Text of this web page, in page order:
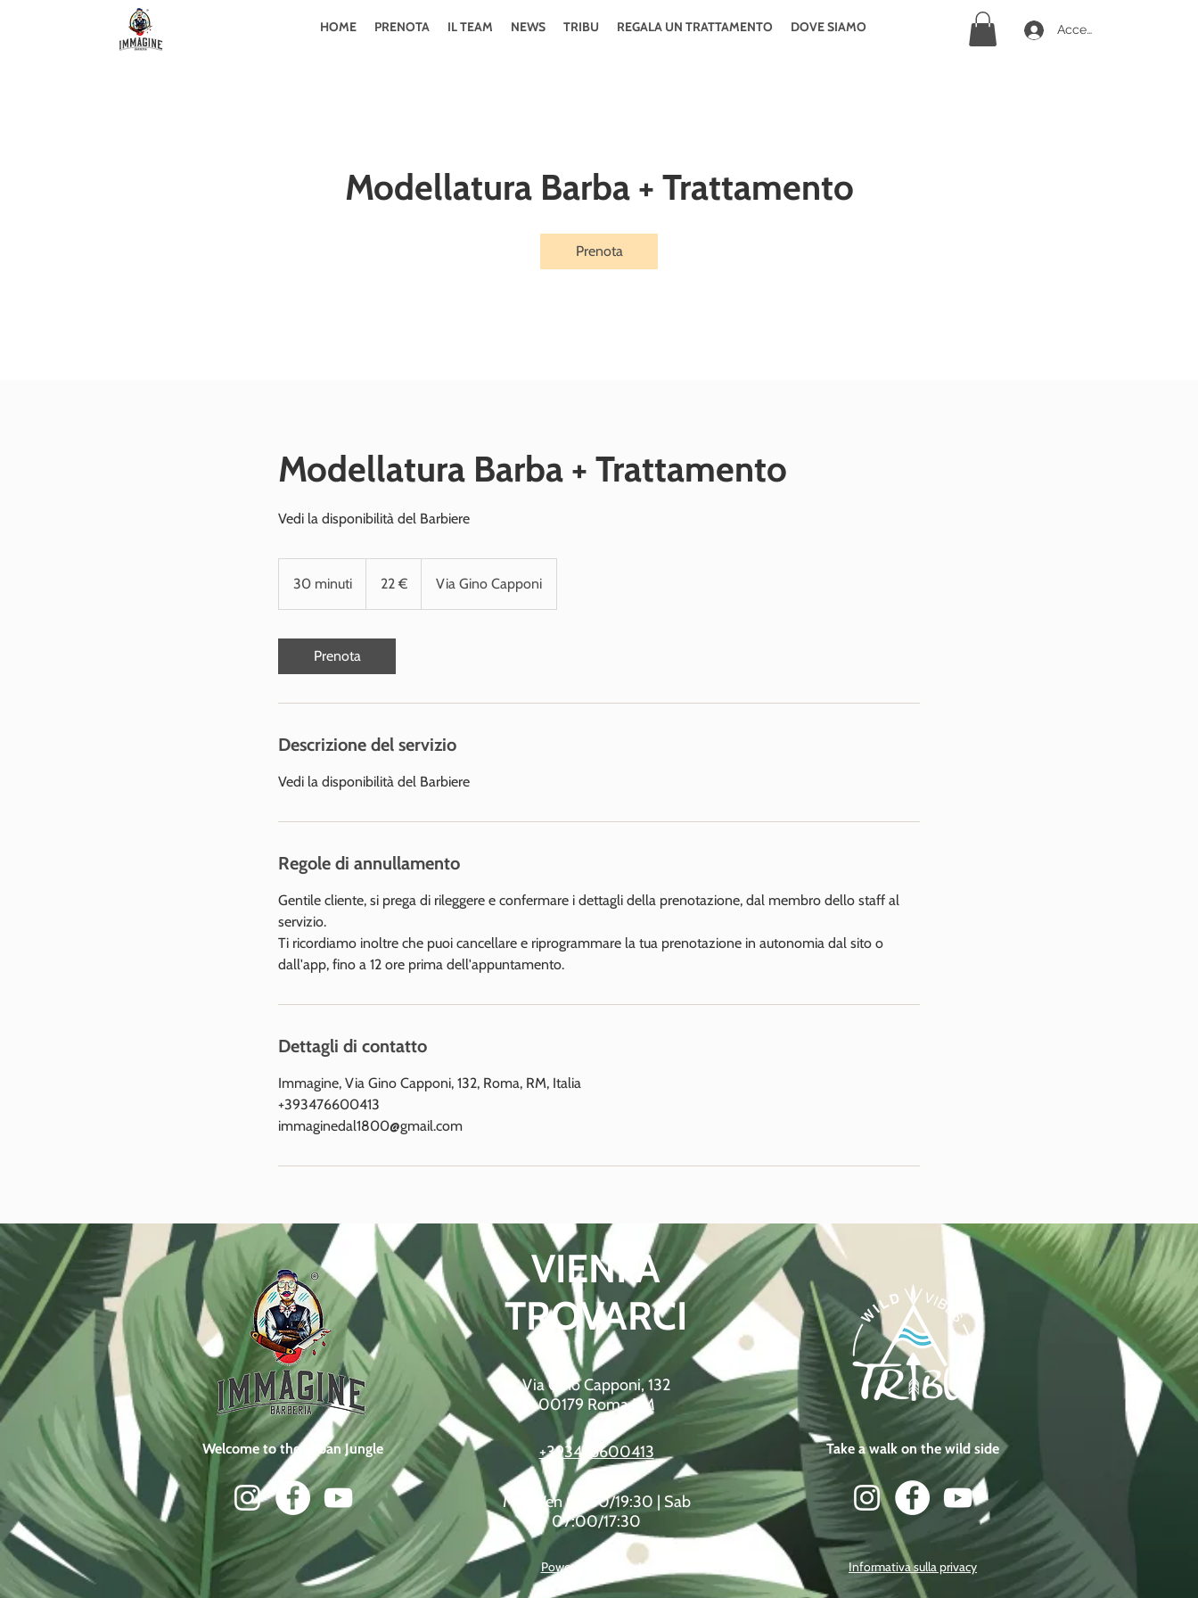
HOME PRENOTA IL TEAM NEWS TRIBU REGALA UN TRATTAMENTO DOVE SIAMO Accedi
Modellatura Barba + Trattamento
Prenota
Modellatura Barba + Trattamento
Vedi la disponibilità del Barbiere
30 minuti
0
22 € Via Gino Capponi
Prenota
Descrizione del servizio
Vedi la disponibilità del Barbiere
Regole di annullamento
Gentile cliente, si prega di rileggere e confermare i dettagli della prenotazione, dal membro dello staff al
servizio.
Ti ricordiamo inoltre che puoi cancellare e riprogrammare la tua prenotazione in autonomia dal sito o
dall'app, fino a 12 ore prima dell'appuntamento.
Dettagli di contatto
Immagine, Via Gino Capponi, 132, Roma, RM, Italia
+393476600413
immaginedal1800@gmail.com
Welcome to the Urban Jungle
VIENI A
TROVARCI
Via Gino Capponi, 132
00179 Roma RM
+393476600413
Mar-Ven 07:30/19:30 | Sab
07:00/17:30
Powered by Made Lab Informativa sulla privacy
Take a walk on the wild side